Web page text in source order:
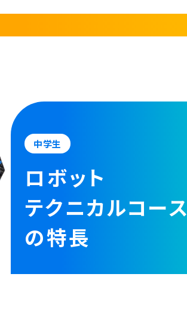
中学生
ロボット
テクニカルコース
の特長